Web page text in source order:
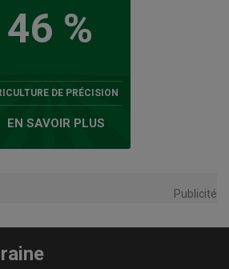
46 %
DE PRÉCISION
EN SAVOIR PLUS
Publicité